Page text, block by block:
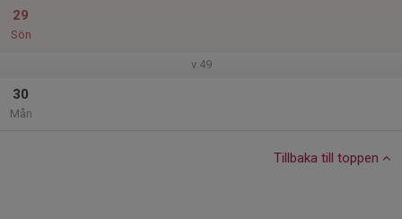
29
Sön
v.49
30
Mån
Tillbaka till toppen